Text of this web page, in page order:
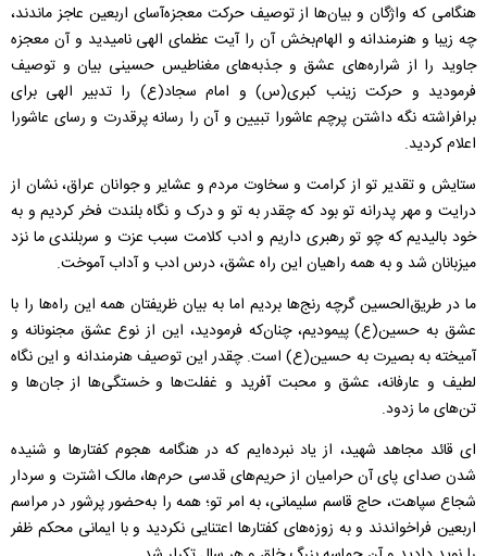
هنگامی که واژگان و بیان‌ها از توصیف حرکت معجزه‌آسای اربعین عاجز ماندند،
چه زیبا و هنرمندانه و الهام‌بخش آن را آیت عظمای الهی نامیدید و آن معجزه
جاوید را از شراره‌های عشق و جذبه‌های مغناطیس حسینی بیان و توصیف
فرمودید و حرکت زینب کبری(س) و امام سجاد(ع) را تدبیر الهی برای
برافراشته نگه داشتن پرچم عاشورا تبیین و آن را رسانه پرقدرت و رسای عاشورا
اعلام کردید.
ستایش و تقدیر تو از کرامت و سخاوت مردم و عشایر و جوانان عراق، نشان از
درایت و مهر پدرانه تو بود که چقدر به تو و درک و نگاه بلندت فخر کردیم و به
خود بالیدیم که چو تو رهبری داریم و ادب کلامت سبب عزت و سربلندی ما نزد
میزبانان شد و به همه راهیان این راه عشق، درس ادب و آداب آموخت.
ما در طریق‌الحسین‌ گرچه رنج‌ها بردیم اما به بیان‌ ظریفتان همه این‌ راه‌ها را با
عشق به حسین(ع) پیمودیم، چنان‌که فرمودید، این از نوع عشق مجنونانه و
آمیخته به بصیرت به حسین(ع) است. چقدر این توصیف هنرمندانه و این‌ نگاه
لطیف و عارفانه‌، عشق و محبت آفرید و غفلت‌ها و خستگی‌ها از جان‌ها و
تن‌‌های ما زدود.
ای قائد مجاهد شهید، از یاد نبرده‌ایم که در هنگامه هجوم کفتارها و شنیده
شدن صدای پای‌ آن حرامیان از حریم‌های قدسی حرم‌ها، مالک اشترت و سردار
شجاع سپاهت، حاج قاسم سلیمانی، به امر تو؛ همه را به‌حضور پرشور در مراسم‌
اربعین فراخواندند و به زوزه‌های کفتارها اعتنایی نکردید و با ایمانی محکم ظفر